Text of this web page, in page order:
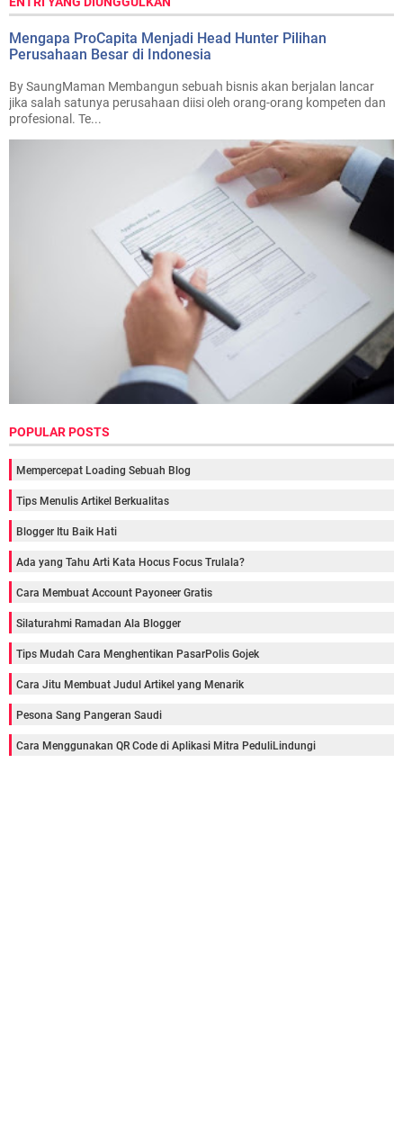
Mengapa ProCapita Menjadi Head Hunter Pilihan
Perusahaan Besar di Indonesia
By SaungMaman Membangun sebuah bisnis akan berjalan lancar
jika salah satunya perusahaan diisi oleh orang-orang kompeten dan
profesional. Te...
POPULAR POSTS
Mempercepat Loading Sebuah Blog
Tips Menulis Artikel Berkualitas
Blogger Itu Baik Hati
Ada yang Tahu Arti Kata Hocus Focus Trulala?
Cara Membuat Account Payoneer Gratis
Silaturahmi Ramadan Ala Blogger
Tips Mudah Cara Menghentikan PasarPolis Gojek
Cara Jitu Membuat Judul Artikel yang Menarik
Pesona Sang Pangeran Saudi
Cara Menggunakan QR Code di Aplikasi Mitra PeduliLindungi